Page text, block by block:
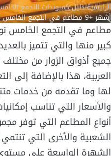
الرئيسية/دليل كمبوندات التجمع
أشهر +9 مطاعم في التجمع الخامس 2026 | الأسعار وأرقام التواصل
مطاعم في التجمع الخامس
كبير منها والتي تتميز
جميع أذواق الزوار من
العربية، هذا بالإضافة إلى
لها وما تقدمه من خدمات
والأسعار التي تناسب
أنواع المطاعم التي توفر
الشعبية والأخرى التي
الشهرة الواسعة على